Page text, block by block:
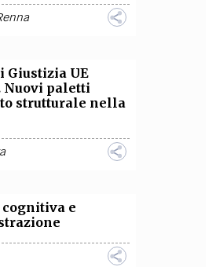
Giustizia UE
paletti
strutturale nella
e